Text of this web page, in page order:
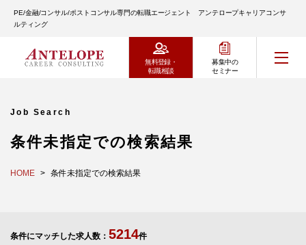
PE/金融/コンサル/ポストコンサル専門の転職エージェント アンテロープキャリアコンサ
ルティング
無料登録・
転職相談
募集中の
セミナー
Job Search
条件未指定での検索結果
HOME 条件未指定での検索結果
条件にマッチした求人数： 5214件